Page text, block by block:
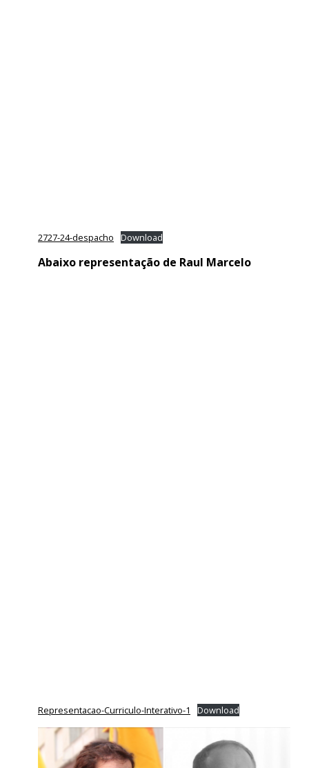
2727-24-despacho Download
Abaixo representação de Raul Marcelo
Representacao-Curriculo-Interativo-1 Download